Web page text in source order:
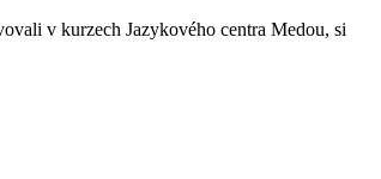
v kurzech Jazykového centra Medou, si